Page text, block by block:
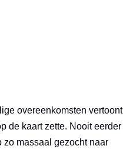
overeenkomsten vertoont
de kaart zette. Nooit eerder
zo massaal gezocht naar